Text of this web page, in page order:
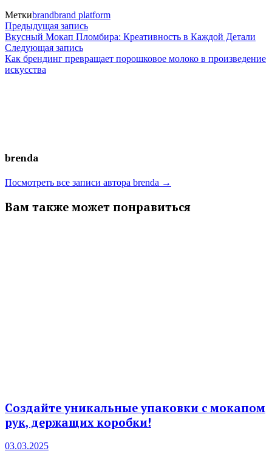
Меткиbrandbrand platform
Навигация
по
записям
Предыдущая записьПредыдущая
запись:
Вкусный Мокап Пломбира: Креативность в Каждой Детали
Следующая записьСледующая
запись:
Как брендинг превращает порошковое молоко в произведение
искусства
brenda
Посмотреть все записи автора brenda →
Вам также может понравиться
Создайте уникальные упаковки с мокапом
рук, держащих коробки!
03.03.2025